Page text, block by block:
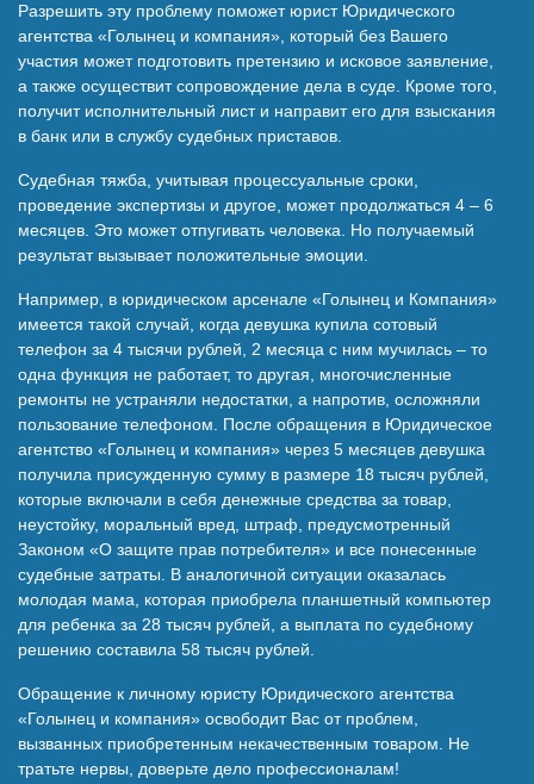
Разрешить эту проблему поможет юрист Юридического
агентства «Голынец и компания», который без Вашего
участия может подготовить претензию и исковое заявление,
а также осуществит сопровождение дела в суде. Кроме того,
получит исполнительный лист и направит его для взыскания
в банк или в службу судебных приставов.
Судебная тяжба, учитывая процессуальные сроки,
проведение экспертизы и другое, может продолжаться 4 – 6
месяцев. Это может отпугивать человека. Но получаемый
результат вызывает положительные эмоции.
Например, в юридическом арсенале «Голынец и Компания»
имеется такой случай, когда девушка купила сотовый
телефон за 4 тысячи рублей, 2 месяца с ним мучилась – то
одна функция не работает, то другая, многочисленные
ремонты не устраняли недостатки, а напротив, осложняли
пользование телефоном. После обращения в Юридическое
агентство «Голынец и компания» через 5 месяцев девушка
получила присужденную сумму в размере 18 тысяч рублей,
которые включали в себя денежные средства за товар,
неустойку, моральный вред, штраф, предусмотренный
Законом «О защите прав потребителя» и все понесенные
судебные затраты. В аналогичной ситуации оказалась
молодая мама, которая приобрела планшетный компьютер
для ребенка за 28 тысяч рублей, а выплата по судебному
решению составила 58 тысяч рублей.
Обращение к личному юристу Юридического агентства
«Голынец и компания» освободит Вас от проблем,
вызванных приобретенным некачественным товаром. Не
тратьте нервы, доверьте дело профессионалам!